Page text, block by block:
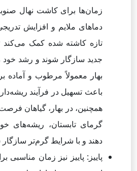
زمان‌ها برای کاشت نهال
دماهای ملایم و افزایش
تازه کاشته شده کمک
جدید سازگار شوند و رشد خود
بهار معمولاً مرطوب و آماده
باعث تسهیل در فرآیند
همچنین، در بهار، گیاهان
گرمای تابستان، ریشه‌های
دهند و با شرایط گرم‌تر
پاییز: پاییز نیز زمان مناسبی